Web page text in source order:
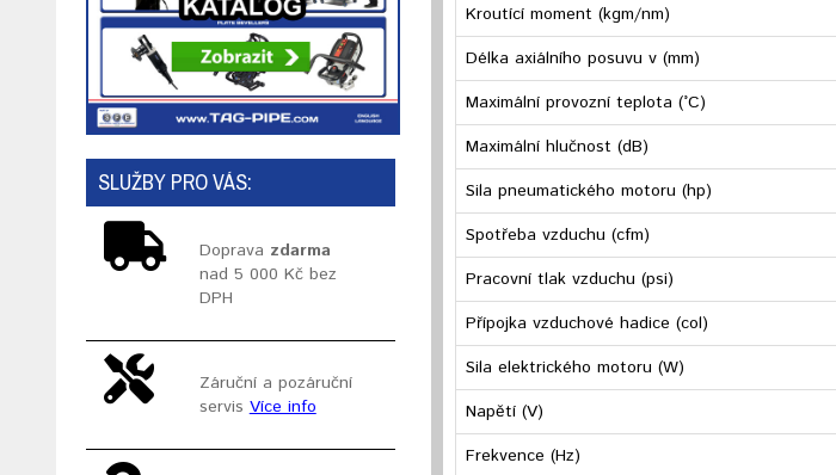
SLUŽBY PRO VÁS:
Doprava zdarma
nad 5 000 Kč bez
DPH
Záruční a pozáruční
servis Více info
Kroutící moment (kgm/nm)
Délka axiálního posuvu v (mm)
Maximální provozní teplota (°C)
Maximální hlučnost (dB)
Sila pneumatického motoru (hp)
Spotřeba vzduchu (cfm)
Pracovní tlak vzduchu (psi)
Přípojka vzduchové hadice (col)
Sila elektrického motoru (W)
Napětí (V)
Frekvence (Hz)